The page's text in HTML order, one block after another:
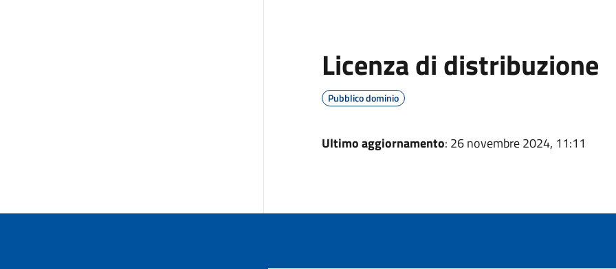
Licenza di distribuzione
Pubblico dominio
Ultimo aggiornamento: 26 novembre 2024, 11:11